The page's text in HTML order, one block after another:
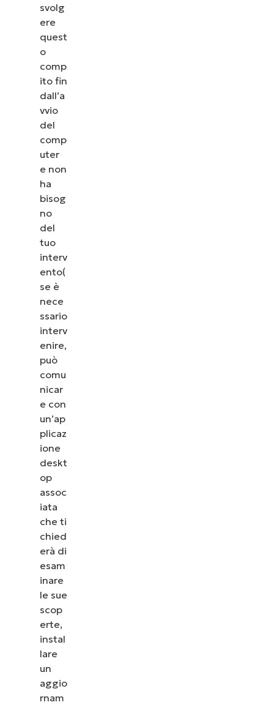
svolg
ere
quest
o
comp
ito fin
dall’a
vvio
del
comp
uter
e non
ha
bisog
no
del
tuo
interv
ento(
se è
nece
ssario
interv
enire,
può
comu
nicar
e con
un’ap
plicaz
ione
deskt
op
assoc
iata
che ti
chied
erà di
esam
inare
le sue
scop
erte,
instal
lare
un
aggio
rnam